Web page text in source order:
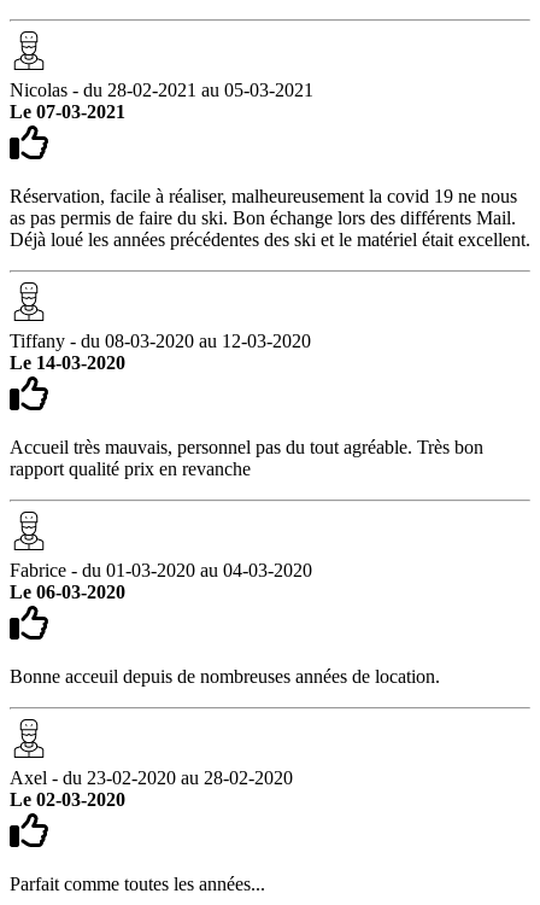
Nicolas - du 28-02-2021 au 05-03-2021
Le 07-03-2021
Réservation, facile à réaliser, malheureusement la covid 19 ne nous
as pas permis de faire du ski. Bon échange lors des différents Mail.
Déjà loué les années précédentes des ski et le matériel était excellent.
Tiffany - du 08-03-2020 au 12-03-2020
Le 14-03-2020
Accueil très mauvais, personnel pas du tout agréable. Très bon
rapport qualité prix en revanche
Fabrice - du 01-03-2020 au 04-03-2020
Le 06-03-2020
Bonne acceuil depuis de nombreuses années de location.
Axel - du 23-02-2020 au 28-02-2020
Le 02-03-2020
Parfait comme toutes les années...